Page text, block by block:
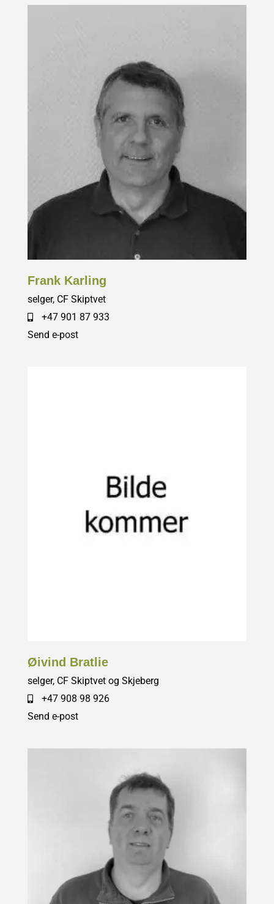
Frank Karling
selger, CF Skiptvet
+47 901 87 933
Send e-post
Øivind Bratlie
selger, CF Skiptvet og Skjeberg
+47 908 98 926
Send e-post